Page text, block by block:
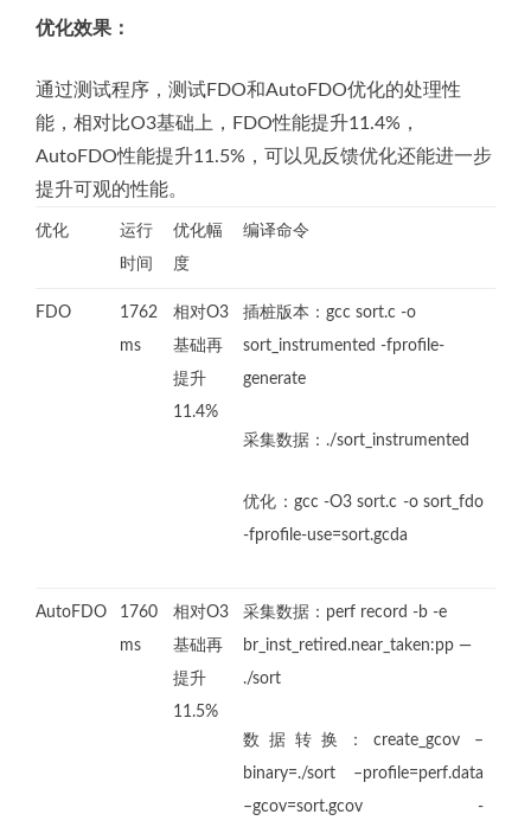
优化效果：
通过测试程序，测试FDO和AutoFDO优化的处理性
能，相对比O3基础上，FDO性能提升11.4%，
AutoFDO性能提升11.5%，可以见反馈优化还能进一步
提升可观的性能。
优化
运行
时间
优化幅
度
编译命令
FDO
1762
ms
相对O3
基础再
提升
11.4%
插桩版本：gcc sort.c -o
sort_instrumented -fprofile-
generate
采集数据：./sort_instrumented
优化：gcc -O3 sort.c -o sort_fdo
-fprofile-use=sort.gcda
AutoFDO
1760
ms
相对O3
基础再
提升
11.5%
采集数据：perf record -b -e
br_inst_retired.near_taken:pp —
./sort
数据转换：create_gcov –
binary=./sort –profile=perf.data
–gcov=sort.gcov -